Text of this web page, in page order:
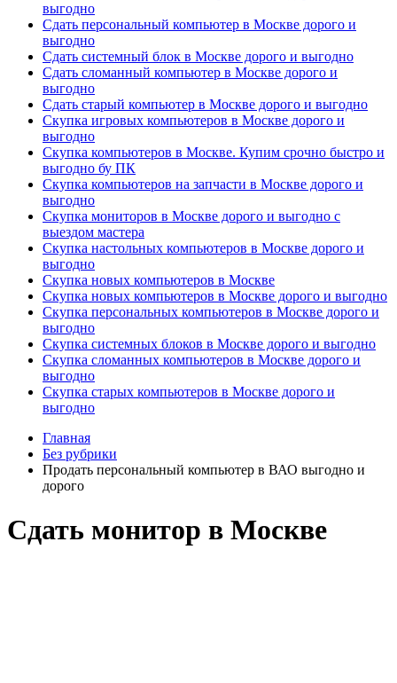
выгодно
Сдать персональный компьютер в Москве дорого и
выгодно
Сдать системный блок в Москве дорого и выгодно
Сдать сломанный компьютер в Москве дорого и
выгодно
Сдать старый компьютер в Москве дорого и выгодно
Скупка игровых компьютеров в Москве дорого и
выгодно
Скупка компьютеров в Москве. Купим срочно быстро и
выгодно бу ПК
Скупка компьютеров на запчасти в Москве дорого и
выгодно
Скупка мониторов в Москве дорого и выгодно с
выездом мастера
Скупка настольных компьютеров в Москве дорого и
выгодно
Скупка новых компьютеров в Москве
Скупка новых компьютеров в Москве дорого и выгодно
Скупка персональных компьютеров в Москве дорого и
выгодно
Скупка системных блоков в Москве дорого и выгодно
Скупка сломанных компьютеров в Москве дорого и
выгодно
Скупка старых компьютеров в Москве дорого и
выгодно
Главная
Без рубрики
Продать персональный компьютер в ВАО выгодно и
дорого
Сдать монитор в Москве